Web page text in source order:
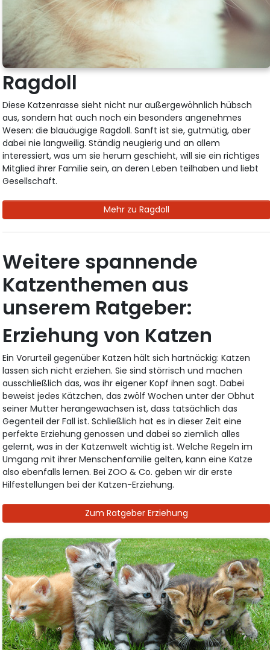
Ragdoll
Diese Katzenrasse sieht nicht nur außergewöhnlich hübsch
aus, sondern hat auch noch ein besonders angenehmes
Wesen: die blauäugige Ragdoll. Sanft ist sie, gutmütig, aber
dabei nie langweilig. Ständig neugierig und an allem
interessiert, was um sie herum geschieht, will sie ein richtiges
Mitglied ihrer Familie sein, an deren Leben teilhaben und liebt
Gesellschaft.
Mehr zu Ragdoll
Weitere spannende
Katzenthemen aus
unserem Ratgeber:
Erziehung von Katzen
Ein Vorurteil gegenüber Katzen hält sich hartnäckig: Katzen
lassen sich nicht erziehen. Sie sind störrisch und machen
ausschließlich das, was ihr eigener Kopf ihnen sagt. Dabei
beweist jedes Kätzchen, das zwölf Wochen unter der Obhut
seiner Mutter herangewachsen ist, dass tatsächlich das
Gegenteil der Fall ist. Schließlich hat es in dieser Zeit eine
perfekte Erziehung genossen und dabei so ziemlich alles
gelernt, was in der Katzenwelt wichtig ist. Welche Regeln im
Umgang mit ihrer Menschenfamilie gelten, kann eine Katze
also ebenfalls lernen. Bei ZOO & Co. geben wir dir erste
Hilfestellungen bei der Katzen-Erziehung.
Zum Ratgeber Erziehung